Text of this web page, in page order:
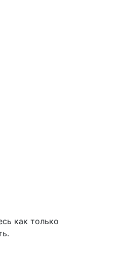
как только